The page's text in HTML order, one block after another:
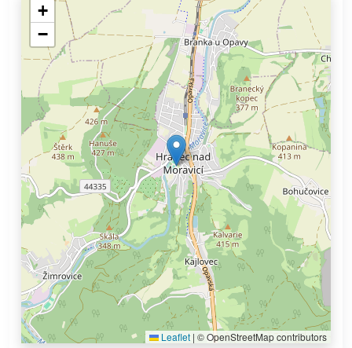
+
−
Leaflet | © OpenStreetMap contributors